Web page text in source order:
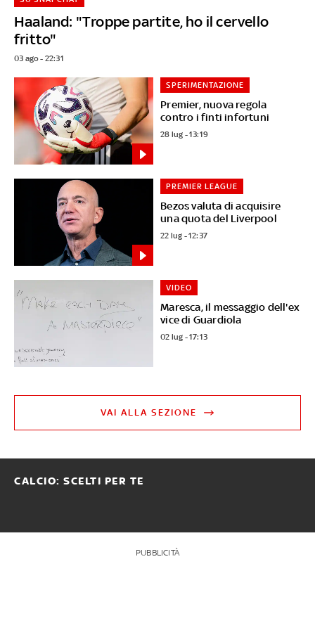
Haaland: "Troppe partite, ho il cervello
fritto"
03 ago - 22:31
Premier, nuova regola
contro i finti infortuni
SPERIMENTAZIONE
28 lug - 13:19
Bezos valuta di acquisire
una quota del Liverpool
PREMIER LEAGUE
22 lug - 12:37
Maresca, il messaggio dell'ex
vice di Guardiola
VIDEO
02 lug - 17:13
VAI ALLA SEZIONE
CALCIO: SCELTI PER TE
PUBBLICITÀ